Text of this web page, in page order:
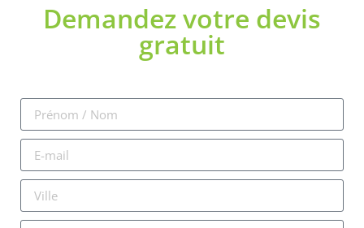
Demandez votre devis
gratuit